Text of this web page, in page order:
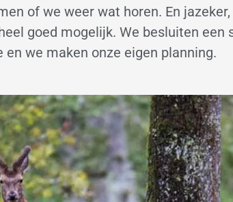
of we weer wat horen. En
goed mogelijk. We besluiten
we maken onze eigen planning.